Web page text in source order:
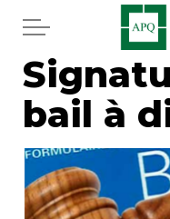
Aller
Accueil
Services
Actualités
bail à